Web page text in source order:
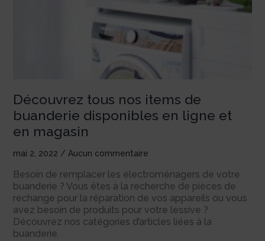
Découvrez tous nos items de
buanderie disponibles en ligne et
en magasin
mai 2, 2022 Aucun commentaire
Besoin de remplacer les électroménagers de votre
buanderie ? Vous êtes à la recherche de pièces de
rechange pour la réparation de vos appareils ou vous
avez besoin de produits pour votre lessive ?
Découvrez nos catégories d’articles liées à la
buanderie.